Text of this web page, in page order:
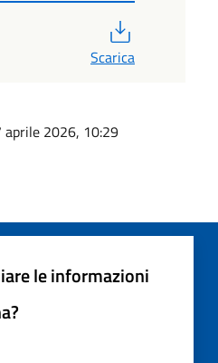
Scarica
aprile 2026, 10:29
le informazioni